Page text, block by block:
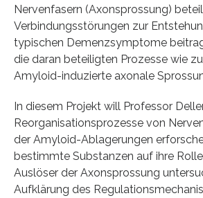
Nervenfasern (Axonsprossung)
Verbindungsstörungen zur
typischen Demenzsymptome
die daran beteiligten Prozesse wie
Amyloid-induzierte axonale
In diesem Projekt will Professor
Reorganisationsprozesse von
der Amyloid-Ablagerungen
bestimmte Substanzen auf ihre
Auslöser der Axonsprossung
Aufklärung des